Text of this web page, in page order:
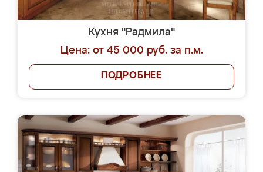
Кухня "Радмила"
Цена: от 45 000 руб. за п.м.
ПОДРОБНЕЕ